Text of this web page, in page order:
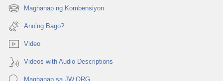
bubukas
na
bagong
window)
Maghanap ng Kombensiyon
(may
bubukas
na
bagong
window)
Ano’ng Bago?
Video
Videos with Audio Descriptions
Maghanap sa JW.ORG